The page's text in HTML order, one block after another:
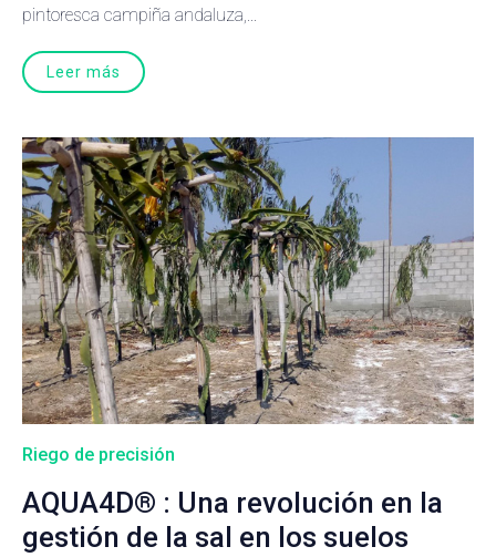
pintoresca campiña andaluza,...
Leer más
Riego de precisión
AQUA4D® : Una revolución en la
gestión de la sal en los suelos